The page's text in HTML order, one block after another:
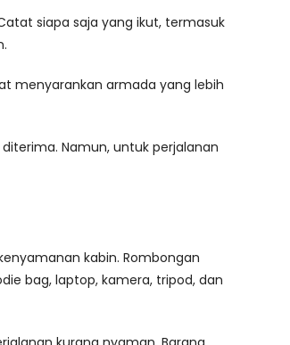
siapa saja yang ikut, termasuk
menyarankan armada yang lebih
Namun, untuk perjalanan
kabin. Rombongan
bag, laptop, kamera, tripod, dan